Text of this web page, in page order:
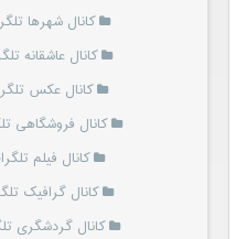
کانال شهرها
کانال عاشقانه
کانال عکس
کانال فروشگاهی
کانال فیلم
کانال گرافیک
کانال گردشگری